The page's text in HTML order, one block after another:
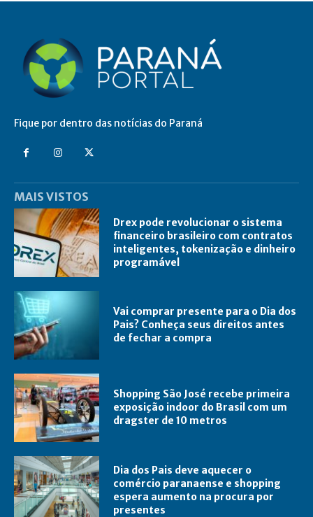
Fique por dentro das notícias do Paraná
MAIS VISTOS
Drex pode revolucionar o sistema
financeiro brasileiro com contratos
inteligentes, tokenização e dinheiro
programável
Vai comprar presente para o Dia dos
Pais? Conheça seus direitos antes
de fechar a compra
Shopping São José recebe primeira
exposição indoor do Brasil com um
dragster de 10 metros
Dia dos Pais deve aquecer o
comércio paranaense e shopping
espera aumento na procura por
presentes